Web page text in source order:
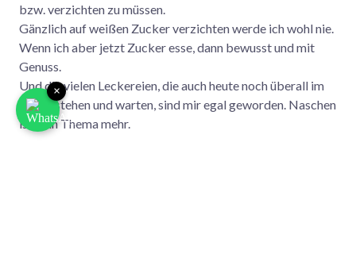
bzw. verzichten zu müssen.
Gänzlich auf weißen Zucker verzichten werde ich wohl nie.
Wenn ich aber jetzt Zucker esse, dann bewusst und mit
Genuss.
Und die vielen Leckereien, die auch heute noch überall im
Alltag stehen und warten, sind mir egal geworden. Naschen
ist kein Thema mehr.
×